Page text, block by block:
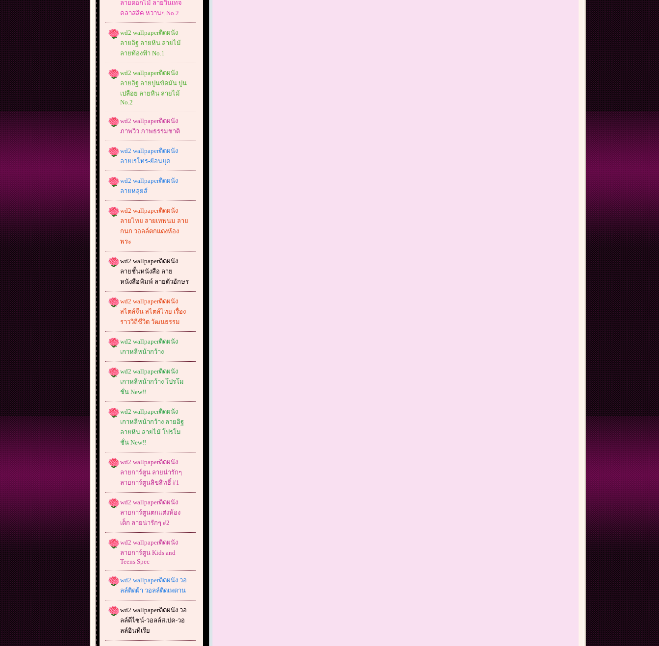
ลายดอกไม้ ลายวินเทจ
คลาสสิค หวานๆ No.2
wd2 wallpaperติดผนัง
ลายอิฐ ลายหิน ลายไม้
ลายท้องฟ้า No.1
wd2 wallpaperติดผนัง
ลายอิฐ ลายปูนขัดมัน ปูน
เปลือย ลายหิน ลายไม้
No.2
wd2 wallpaperติดผนัง
ภาพวิว ภาพธรรมชาติ
wd2 wallpaperติดผนัง
ลายเรโทร-ย้อนยุค
wd2 wallpaperติดผนัง
ลายหลุยส์
wd2 wallpaperติดผนัง
ลายไทย ลายเทพนม ลาย
กนก วอลล์ตกแต่งห้อง
พระ
wd2 wallpaperติดผนัง
ลายชั้นหนังสือ ลาย
หนังสือพิมพ์ ลายตัวอักษร
wd2 wallpaperติดผนัง
สไตล์จีน สไตล์ไทย เรื่อง
ราววิถีชีวิต วัฒนธรรม
wd2 wallpaperติดผนัง
เกาหลีหน้ากว้าง
wd2 wallpaperติดผนัง
เกาหลีหน้ากว้าง โปรโม
ชั่น New!!
wd2 wallpaperติดผนัง
เกาหลีหน้ากว้าง ลายอิฐ
ลายหิน ลายไม้ โปรโม
ชั่น New!!
wd2 wallpaperติดผนัง
ลายการ์ตูน ลายน่ารักๆ
ลายการ์ตูนลิขสิทธิ์ #1
wd2 wallpaperติดผนัง
ลายการ์ตูนตกแต่งห้อง
เด็ก ลายน่ารักๆ #2
wd2 wallpaperติดผนัง
ลายการ์ตูน Kids and
Teens Spec
wd2 wallpaperติดผนัง วอ
ลล์ติดฝ้า วอลล์ติดเพดาน
wd2 wallpaperติดผนัง วอ
ลล์ดีไซน์-วอลล์สเปค-วอ
ลล์อินทีเรีย